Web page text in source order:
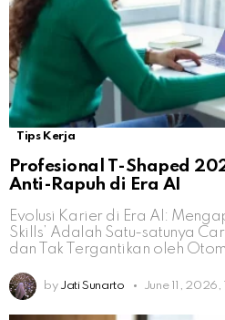
Tips Kerja
Profesional T-Shaped
Anti-Rapuh di Era AI
Evolusi Karier di Era AI:
Skills’ Adalah Satu-satunya
dan Tak Tergantikan oleh
by Jati Sunarto June 11, 2026,